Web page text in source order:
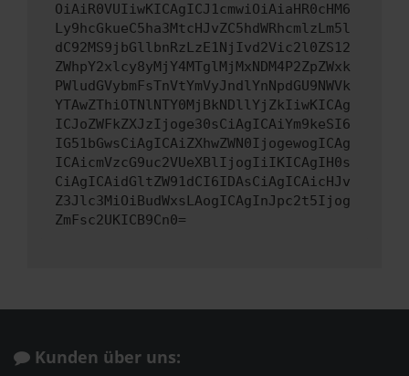
OiAiR0VUIiwKICAgICJ1cmwiOiAiaHR0cHM6
Ly9hcGkueC5ha3MtcHJvZC5hdWRhcmlzLm5l
dC92MS9jbGllbnRzLzE1NjIvd2Vic2l0ZS12
ZWhpY2xlcy8yMjY4MTglMjMxNDM4P2ZpZWxk
PWludGVybmFsTnVtYmVyJndlYnNpdGU9NWVk
YTAwZThiOTNlNTY0MjBkNDllYjZkIiwKICAg
ICJoZWFkZXJzIjoge30sCiAgICAiYm9keSI6
IG51bGwsCiAgICAiZXhwZWN0IjogewogICAg
ICAicmVzcG9uc2VUeXBlIjogIiIKICAgIH0s
CiAgICAidGltZW91dCI6IDAsCiAgICAicHJv
Z3Jlc3MiOiBudWxsLAogICAgInJpc2t5Ijog
ZmFsc2UKICB9Cn0=
Kunden über uns: